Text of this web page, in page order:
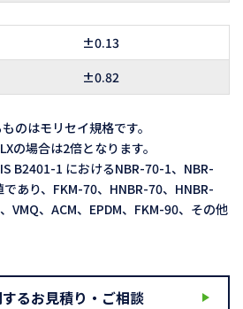
±0.13
±0.82
のはモリセイ規格です。
の場合は2倍となります。
B2401-1 におけるNBR-70-1、NBR-
あり、FKM-70、HNBR-70、HNBR-
VMQ、ACM、EPDM、FKM-90、その他
るお見積り・ご相談